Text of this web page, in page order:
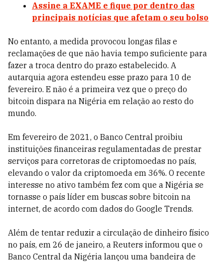
Assine a EXAME e fique por dentro das
principais notícias que afetam o seu bolso
No entanto, a medida provocou longas filas e
reclamações de que não havia tempo suficiente para
fazer a troca dentro do prazo estabelecido. A
autarquia agora estendeu esse prazo para 10 de
fevereiro. E não é a primeira vez que o preço do
bitcoin dispara na Nigéria em relação ao resto do
mundo.
Em fevereiro de 2021, o Banco Central proibiu
instituições financeiras regulamentadas de prestar
serviços para corretoras de criptomoedas no país,
elevando o valor da criptomoeda em 36%. O recente
interesse no ativo também fez com que a Nigéria se
tornasse o país líder em buscas sobre bitcoin na
internet, de acordo com dados do Google Trends.
Além de tentar reduzir a circulação de dinheiro físico
no país, em 26 de janeiro, a Reuters informou que o
Banco Central da Nigéria lançou uma bandeira de